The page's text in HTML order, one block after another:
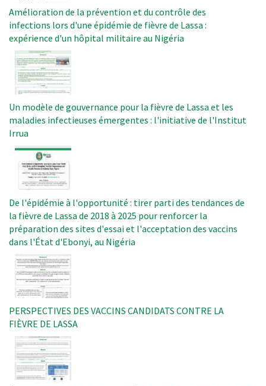
Amélioration de la prévention et du contrôle des
infections lors d'une épidémie de fièvre de Lassa :
expérience d'un hôpital militaire au Nigéria
Image
Un modèle de gouvernance pour la fièvre de Lassa et les
maladies infectieuses émergentes : l'initiative de l'Institut
Irrua
Image
De l'épidémie à l'opportunité : tirer parti des tendances de
la fièvre de Lassa de 2018 à 2025 pour renforcer la
préparation des sites d'essai et l'acceptation des vaccins
dans l'État d'Ebonyi, au Nigéria
Image
PERSPECTIVES DES VACCINS CANDIDATS CONTRE LA
FIÈVRE DE LASSA
Image